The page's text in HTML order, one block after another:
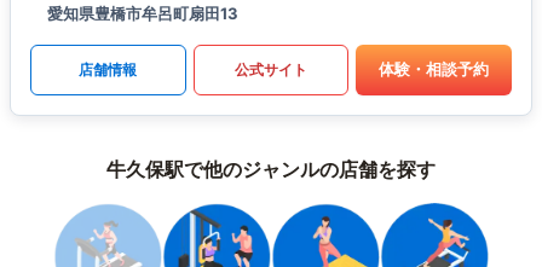
愛知県豊橋市牟呂町扇田13
店舗情報 公式サイト 体験・相談予約
牛久保駅で他のジャンルの店舗を探す